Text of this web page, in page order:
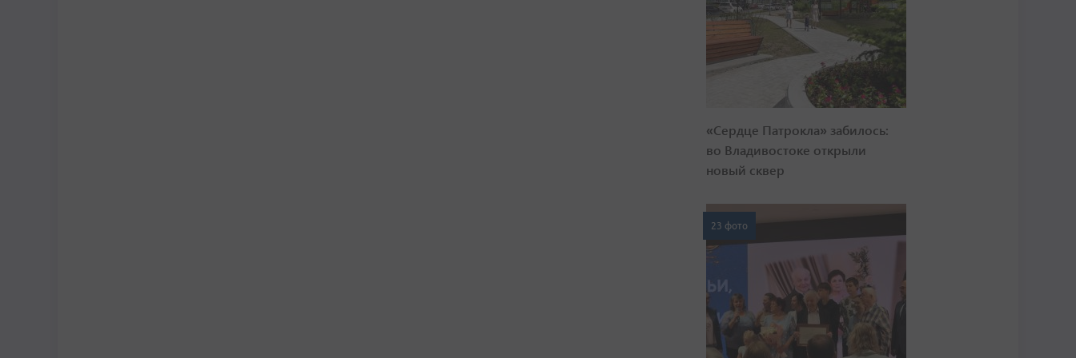
«Сердце Патрокла» забилось:
во Владивостоке открыли
новый сквер
23 фото